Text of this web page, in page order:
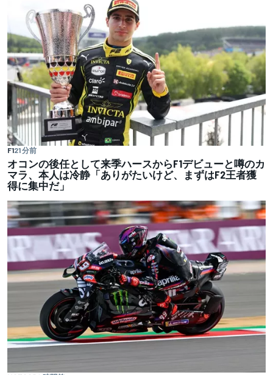
F121 分前
オコンの後任として来季ハースからF1デビューと噂のカ
マラ、本人は冷静「ありがたいけど、まずはF2王者獲
得に集中だ」